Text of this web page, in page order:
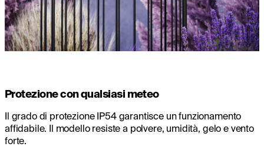
Protezione con qualsiasi meteo
Il grado di protezione IP54 garantisce un funzionamento
affidabile. Il modello resiste a polvere, umidità, gelo e vento
forte.